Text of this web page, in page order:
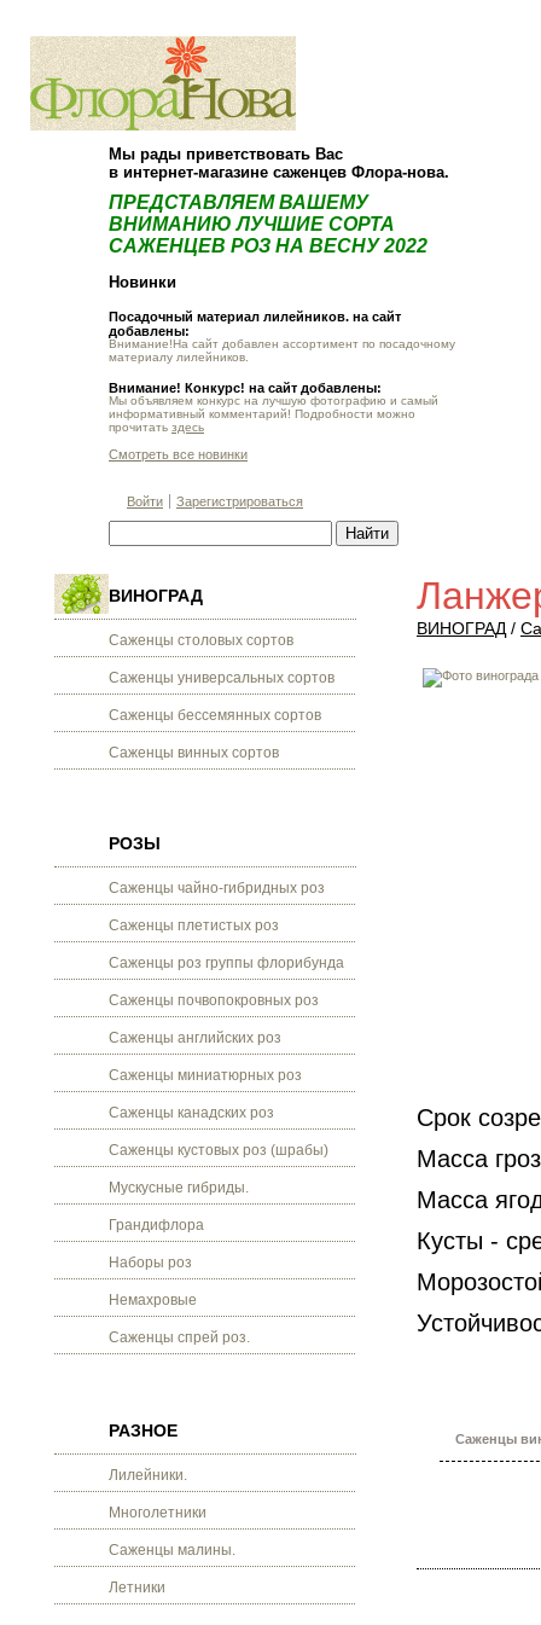
Мы рады приветствовать Вас
в интернет-магазине саженцев Флора-нова.
ПРЕДСТАВЛЯЕМ ВАШЕМУ
ВНИМАНИЮ ЛУЧШИЕ СОРТА
САЖЕНЦЕВ РОЗ НА ВЕСНУ 2022
Новинки
Посадочный материал лилейников. на сайт
добавлены:
Внимание!На сайт добавлен ассортимент по посадочному
материалу лилейников.
Внимание! Конкурс! на сайт добавлены:
Мы объявляем конкурс на лучшую фотографию и самый
информативный комментарий! Подробности можно
прочитать здесь
Смотреть все новинки
Войти Зарегистрироваться
ВИНОГРАД
Саженцы столовых сортов
Саженцы универсальных сортов
Саженцы бессемянных сортов
Саженцы винных сортов
РОЗЫ
Саженцы чайно-гибридных роз
Саженцы плетистых роз
Саженцы роз группы флорибунда
Саженцы почвопокровных роз
Саженцы английских роз
Саженцы миниатюрных роз
Саженцы канадских роз
Саженцы кустовых роз (шрабы)
Мускусные гибриды.
Грандифлора
Наборы роз
Немахровые
Саженцы спрей роз.
РАЗНОЕ
Лилейники.
Многолетники
Саженцы малины.
Летники
ВИНОГРАД /
Срок
Масса
Масса
Кусты -
Саженцы